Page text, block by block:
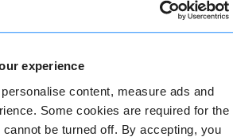
experience
content, measure ads and
Some cookies are required for the
be turned off. By accepting, you
non potrebbe essere più
team di esperti è sempre a
aiutarvi: prenotate subito online
team se avete bisogno di